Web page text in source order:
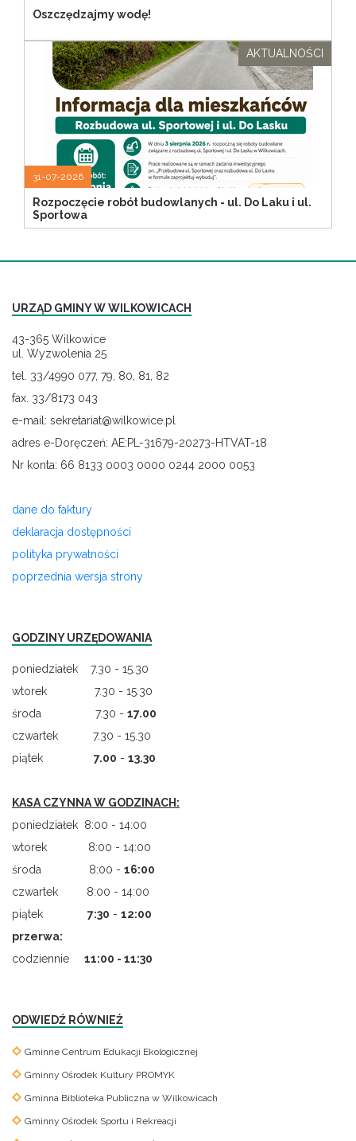
Oszczędzajmy wodę!
31-07-2026
Rozpoczęcie robót budowlanych - ul. Do Laku i ul.
Sportowa
AKTUALNOŚCI
URZĄD GMINY W WILKOWICACH
43-365 Wilkowice
ul. Wyzwolenia 25
tel. 33/4990 077, 79, 80, 81, 82
fax. 33/8173 043
e-mail: sekretariat@wilkowice.pl
adres e-Doręczeń: AE:PL-31679-20273-HTVAT-18
Nr konta: 66 8133 0003 0000 0244 2000 0053
dane do faktury
deklaracja dostępności
polityka prywatności
poprzednia wersja strony
GODZINY URZĘDOWANIA
poniedziałek 7.30 - 15.30
wtorek 7.30 - 15.30
środa 7.30 - 17.00
czwartek 7.30 - 15.30
piątek 7.00 - 13.30
KASA CZYNNA W GODZINACH:
poniedziałek 8:00 - 14:00
wtorek 8:00 - 14:00
środa 8:00 - 16:00
czwartek 8:00 - 14:00
piątek 7:30 - 12:00
przerwa:
codziennie
11:00 - 11:30
ODWIEDŹ RÓWNIEŻ
Gminne Centrum Edukacji Ekologicznej
Gminny Ośrodek Kultury PROMYK
Gminna Biblioteka Publiczna w Wilkowicach
Gminny Ośrodek Sportu i Rekreacji